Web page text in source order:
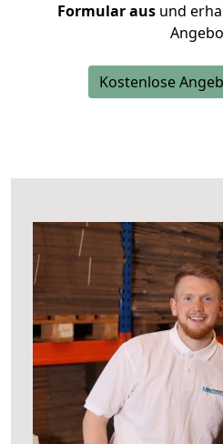
Formular ausund
Kostenlose